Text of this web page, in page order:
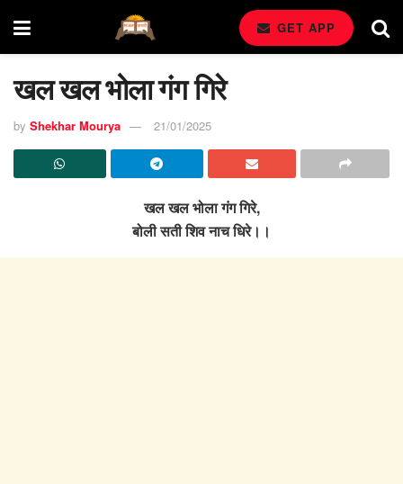
GET APP
खल खल भोला गंग गिरे
by Shekhar Mourya 21/01/2025
खल खल भोला गंग गिरे,
बोली सती शिव नाच धिरे।।